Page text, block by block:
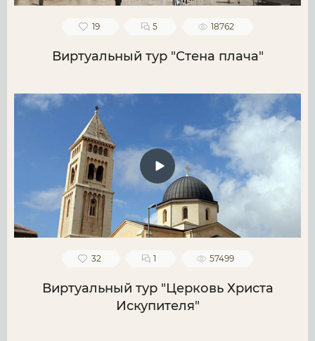
19 5 18762
Виртуальный тур "Стена плача"
32 1 57499
Виртуальный тур "Церковь Христа
Искупителя"